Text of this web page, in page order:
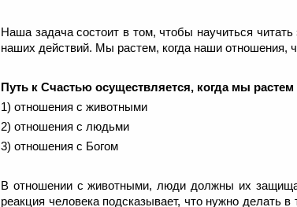
Наша задача состоит в том, чтобы научиться
наших действий. Мы растем, когда наши отношения,
Путь к Счастью осуществляется, когда мы
1) отношения с животными
2) отношения с людьми
3) отношения с Богом
В отношении с животными, люди должны их
реакция человека подсказывает, что нужно делать